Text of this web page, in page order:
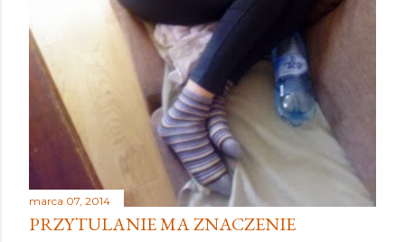
marca 07, 2014
PRZYTULANIE MA ZNACZENIE